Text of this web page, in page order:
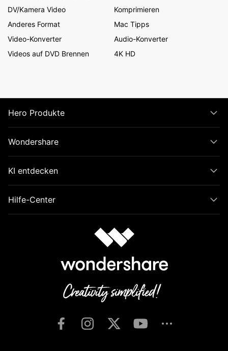
DV/Kamera Video
Komprimieren
Anderes Format
Mac Tipps
Video-Konverter
Audio-Konverter
Videos auf DVD Brennen
4K HD
Hero Produkte
Wondershare
KI entdecken
Hilfe-Center